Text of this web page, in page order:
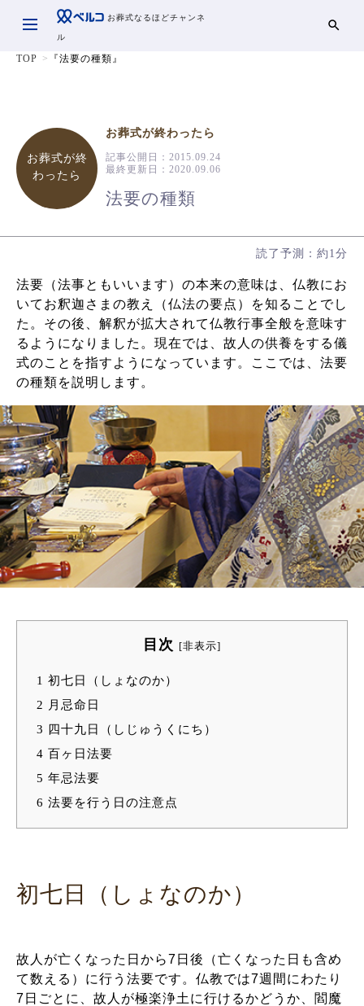
お葬式なるほどチャンネ
ル
TOP 『法要の種類』
お葬式が終
わったら
お葬式が終わったら
記事公開日： 2015.09.24
最終更新日： 2020.09.06
法要の種類
読了予測：約1分
法要（法事ともいいます）の本来の意味は、仏教にお
いてお釈迦さまの教え（仏法の要点）を知ることでし
た。その後、解釈が拡大されて仏教行事全般を意味す
るようになりました。現在では、故人の供養をする儀
式のことを指すようになっています。ここでは、法要
の種類を説明します。
目次 [非表示]
1 初七日（しょなのか）
2 月忌命日
3 四十九日（しじゅうくにち）
4 百ヶ日法要
5 年忌法要
6 法要を行う日の注意点
初七日（しょなのか）
故人が亡くなった日から7日後（亡くなった日も含め
て数える）に行う法要です。仏教では7週間にわたり
7日ごとに、故人が極楽浄土に行けるかどうか、閻魔